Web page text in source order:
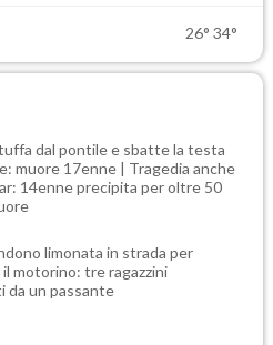
26° 34°
tuffa dal pontile e sbatte la testa
muore 17enne | Tragedia anche
14enne precipita per oltre 50
limonata in strada per
motorino: tre ragazzini
da un passante